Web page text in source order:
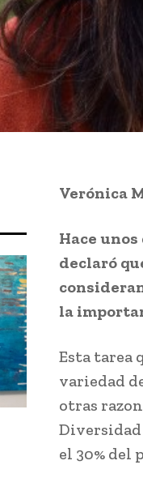
Verónica
Hace
declaró
la
Esta tarea
variedad
otras
Diversidad
el 30% del